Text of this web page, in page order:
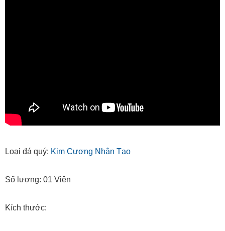
Loại đá quý: Kim Cương Nhân Tạo
Số lượng: 01 Viên
Kích thước: